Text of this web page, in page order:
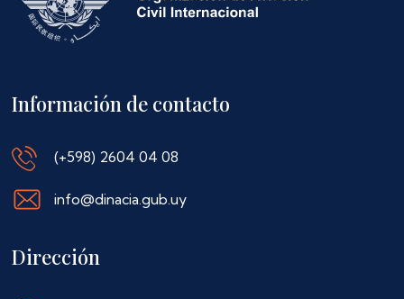
Información de contacto
(+598) 2604 04 08
info@dinacia.gub.uy
Dirección